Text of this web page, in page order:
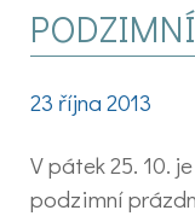
23 října 2013
V pátek 25. 10.
podzimní